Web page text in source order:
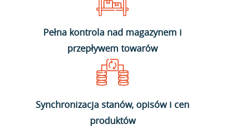
Pełna kontrola nad magazynem i
przepływem towarów
Synchronizacja stanów, opisów i cen
produktów